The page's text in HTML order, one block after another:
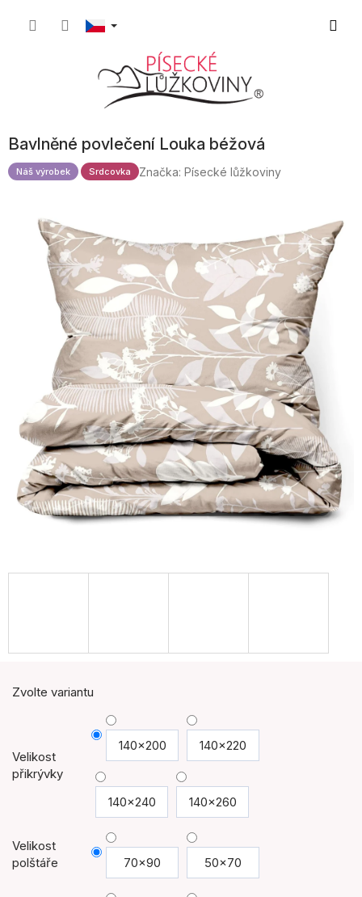
Bavlněné povlečení Louka béžová
Náš výrobek Srdcovka Značka: Písecké lůžkoviny
Zvolte variantu
Velikost
přikrývky
140x200 140x220
140x240 140x260
Velikost
polštáře
70x90 50x70